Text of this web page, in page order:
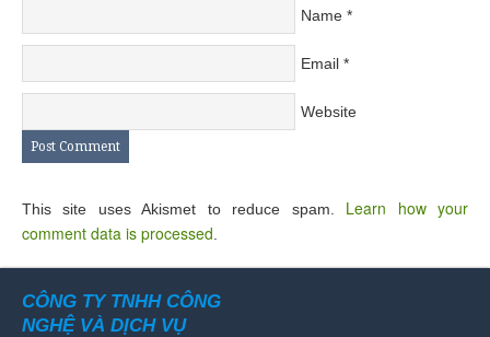
Name *
Email *
Website
This site uses Akismet to reduce spam. Learn how your
comment data is processed
CÔNG TY TNHH CÔNG
NGHỆ VÀ DỊCH VỤ